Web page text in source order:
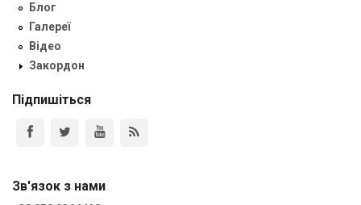
Блог
Галереї
Відео
Закордон
Підпишіться
Зв'язок з нами